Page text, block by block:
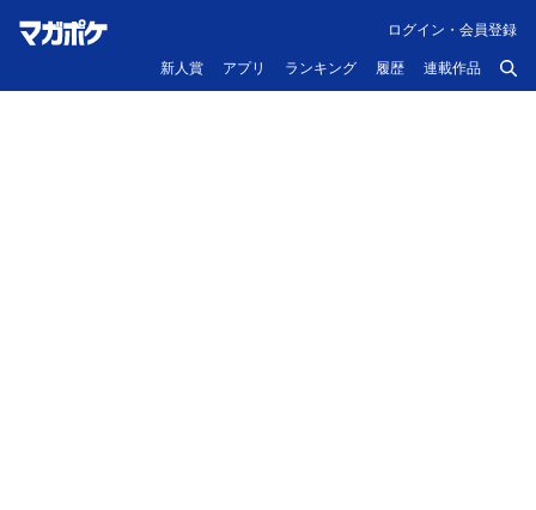
新人賞 アプリ ランキング 履歴 連載作品
ログイン・会員登録